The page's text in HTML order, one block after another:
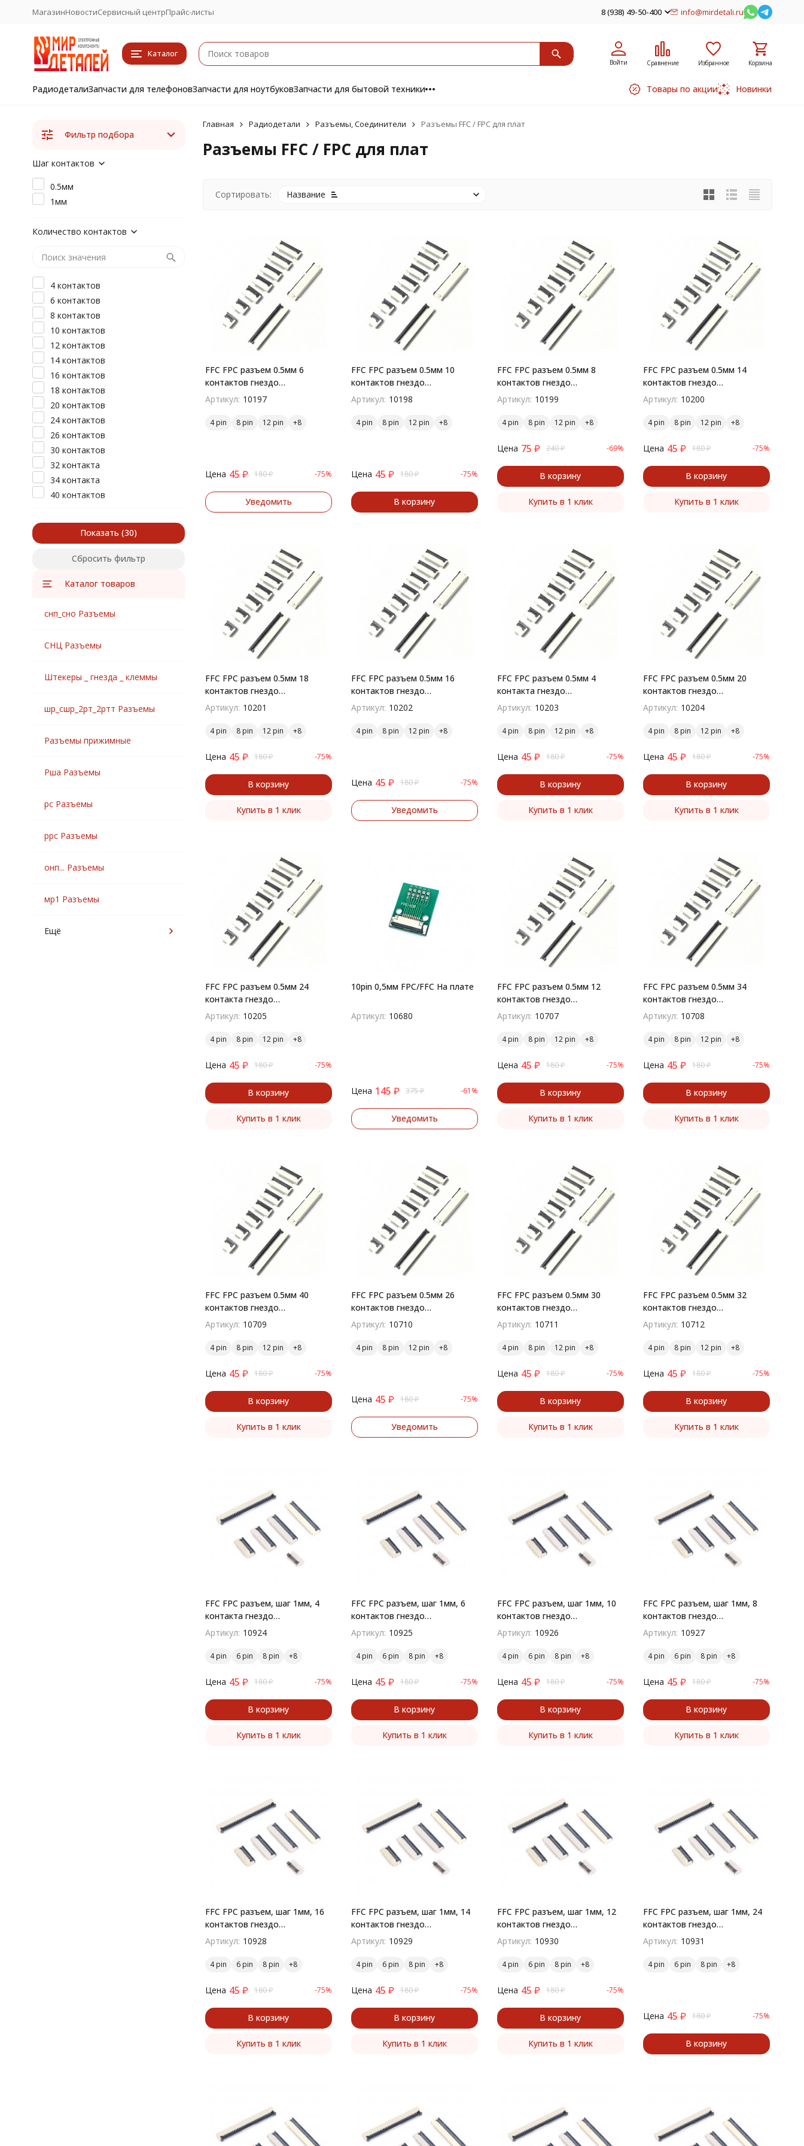
МагазинНовостиСервисный центрПрайс-листы 8 (938) 49-50-400 info@mirdetali.ru
Каталог
Войти Сравнение Избранное Корзина
РадиодеталиЗапчасти для телефоновЗапчасти для ноутбуковЗапчасти для бытовой техники Товары по акции Новинки
Главная Радиодетали Разъемы, Соединители Разъемы FFC / FPC для плат
Разъемы FFC / FPC для плат
Сортировать: Название
FFC FPC разъем 0.5мм 6
контактов гнездо
поверхностный монтаж
Артикул: 10197
4 pin 8 pin 12 pin
Цена 45 ₽ 180₽ -75%
Уведомить
FFC FPC разъем 0.5мм 10
контактов гнездо
поверхностный монтаж
Артикул: 10198
4 pin 8 pin 12 pin
Цена 45 ₽ 180₽ -75%
В корзину
FFC FPC разъем 0.5мм 8
контактов гнездо
поверхностный монтаж
Артикул: 10199
4 pin 8 pin 12 pin
Цена 75 ₽ 240₽ -69%
В корзину
Купить в 1 клик
FFC FPC разъем 0.5мм 14
контактов гнездо
поверхностный монтаж
Артикул: 10200
4 pin 8 pin 12 pin
Цена 45 ₽ 180₽ -75%
В корзину
Купить в 1 клик
FFC FPC разъем 0.5мм 18
контактов гнездо
поверхностный монтаж
Артикул: 10201
4 pin 8 pin 12 pin
Цена 45 ₽ 180₽ -75%
В корзину
Купить в 1 клик
FFC FPC разъем 0.5мм 16
контактов гнездо
поверхностный монтаж
Артикул: 10202
4 pin 8 pin 12 pin
Цена 45 ₽ 180₽ -75%
Уведомить
FFC FPC разъем 0.5мм 4
контакта гнездо
поверхностный монтаж
Артикул: 10203
4 pin 8 pin 12 pin
Цена 45 ₽ 180₽ -75%
В корзину
Купить в 1 клик
FFC FPC разъем 0.5мм 20
контактов гнездо
поверхностный монтаж
Артикул: 10204
4 pin 8 pin 12 pin
Цена 45 ₽ 180₽ -75%
В корзину
Купить в 1 клик
FFC FPC разъем 0.5мм 24
контакта гнездо
поверхностный монтаж
Артикул: 10205
4 pin 8 pin 12 pin
Цена 45 ₽ 180₽ -75%
В корзину
Купить в 1 клик
10pin 0,5мм FPC/FFC На плате
Артикул: 10680
Цена 145 ₽ 375₽ -61%
Уведомить
FFC FPC разъем 0.5мм 12
контактов гнездо
поверхностный монтаж
Артикул: 10707
4 pin 8 pin 12 pin
Цена 45 ₽ 180₽ -75%
В корзину
Купить в 1 клик
FFC FPC разъем 0.5мм 34
контактов гнездо
поверхностный монтаж
Артикул: 10708
4 pin 8 pin 12 pin
Цена 45 ₽ 180₽ -75%
В корзину
Купить в 1 клик
FFC FPC разъем 0.5мм 40
контактов гнездо
поверхностный монтаж
Артикул: 10709
4 pin 8 pin 12 pin
Цена 45 ₽ 180₽ -75%
В корзину
Купить в 1 клик
FFC FPC разъем 0.5мм 26
контактов гнездо
поверхностный монтаж
Артикул: 10710
4 pin 8 pin 12 pin
Цена 45 ₽ 180₽ -75%
Уведомить
FFC FPC разъем 0.5мм 30
контактов гнездо
поверхностный монтаж
Артикул: 10711
4 pin 8 pin 12 pin
Цена 45 ₽ 180₽ -75%
В корзину
Купить в 1 клик
FFC FPC разъем 0.5мм 32
контактов гнездо
поверхностный монтаж
Артикул: 10712
4 pin 8 pin 12 pin
Цена 45 ₽ 180₽ -75%
В корзину
Купить в 1 клик
FFC FPC разъем, шаг 1мм, 4
контакта гнездо
поверхностный монтаж
Артикул: 10924
4 pin 6 pin 8 pin
Цена 45 ₽ 180₽ -75%
В корзину
Купить в 1 клик
FFC FPC разъем, шаг 1мм, 6
контактов гнездо
поверхностный монтаж
Артикул: 10925
4 pin 6 pin 8 pin
Цена 45 ₽ 180₽ -75%
В корзину
Купить в 1 клик
FFC FPC разъем, шаг 1мм, 10
контактов гнездо
поверхностный монтаж
Артикул: 10926
4 pin 6 pin 8 pin
Цена 45 ₽ 180₽ -75%
В корзину
Купить в 1 клик
FFC FPC разъем, шаг 1мм, 8
контактов гнездо
поверхностный монтаж
Артикул: 10927
4 pin 6 pin 8 pin
Цена 45 ₽ 180₽ -75%
В корзину
Купить в 1 клик
FFC FPC разъем, шаг 1мм, 16
контактов гнездо
поверхностный монтаж
Артикул: 10928
4 pin 6 pin 8 pin
Цена 45 ₽ 180₽ -75%
В корзину
Купить в 1 клик
FFC FPC разъем, шаг 1мм, 14
контактов гнездо
поверхностный монтаж
Артикул: 10929
4 pin 6 pin 8 pin
Цена 45 ₽ 180₽ -75%
В корзину
Купить в 1 клик
FFC FPC разъем, шаг 1мм, 12
контактов гнездо
поверхностный монтаж
Артикул: 10930
4 pin 6 pin 8 pin
Цена 45 ₽ 180₽ -75%
В корзину
Купить в 1 клик
FFC FPC разъем, шаг 1мм, 24
контактов гнездо
поверхностный монтаж
Артикул: 10931
4 pin 6 pin 8 pin
Цена 45 ₽ 180₽ -75%
В корзину
Фильтр подбора
Шаг контактов
0.5мм
1мм
Количество контактов
4 контактов
6 контактов
8 контактов
10 контактов
12 контактов
14 контактов
16 контактов
18 контактов
20 контактов
24 контактов
26 контактов
30 контактов
32 контакта
34 контакта
40 контактов
60 контактов
Показать
Сбросить фильтр
Каталог товаров
снп_сно Разъемы
СНЦ Разъемы
Штекеры _ гнезда _ клеммы
шр_сшр_2рт_2ртт Разъемы
Разъемы прижимные
Рша Разъемы
рс Разъемы
ррс Разъемы
онп... Разъемы
мр1 Разъемы
Ещё